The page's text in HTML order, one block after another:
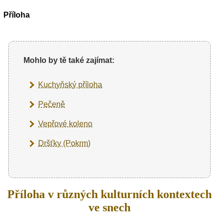
Příloha
Mohlo by tě také zajímat:
Kuchyňský příloha
Pečeně
Vepřové koleno
Dršťky (Pokrm)
Příloha v různých kulturních kontextech
ve snech